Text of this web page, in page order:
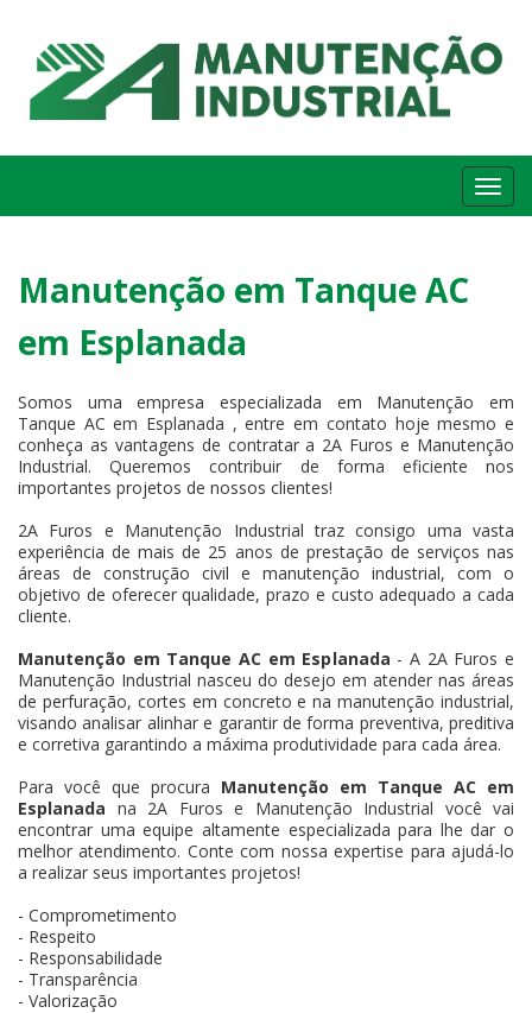
Manutenção em Tanque AC
em Esplanada
Somos uma empresa especializada em Manutenção em
Tanque AC em Esplanada , entre em contato hoje mesmo e
conheça as vantagens de contratar a 2A Furos e Manutenção
Industrial. Queremos contribuir de forma eficiente nos
importantes projetos de nossos clientes!
2A Furos e Manutenção Industrial traz consigo uma vasta
experiência de mais de 25 anos de prestação de serviços nas
áreas de construção civil e manutenção industrial, com o
objetivo de oferecer qualidade, prazo e custo adequado a cada
cliente.
Manutenção em Tanque AC em Esplanada - A 2A Furos e
Manutenção Industrial nasceu do desejo em atender nas áreas
de perfuração, cortes em concreto e na manutenção industrial,
visando analisar alinhar e garantir de forma preventiva, preditiva
e corretiva garantindo a máxima produtividade para cada área.
Para você que procura Manutenção em Tanque AC em
Esplanada na 2A Furos e Manutenção Industrial você vai
encontrar uma equipe altamente especializada para lhe dar o
melhor atendimento. Conte com nossa expertise para ajudá-lo
a realizar seus importantes projetos!
- Comprometimento
- Respeito
- Responsabilidade
- Transparência
- Valorização